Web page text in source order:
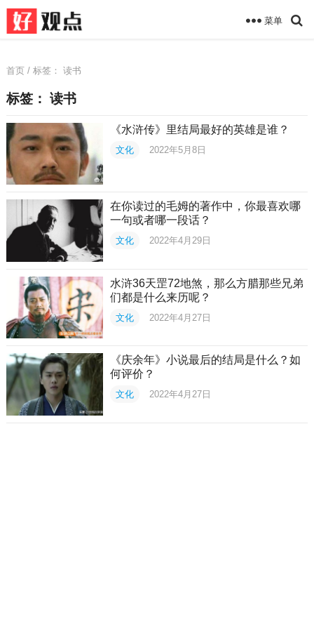
菜单
首页/ 标签： 读书
标签： 读书
《水浒传》里结局最好的英雄是谁？
文化 2022年5月8日
在你读过的毛姆的著作中，你最喜欢哪
一句或者哪一段话？
文化 2022年4月29日
水浒36天罡72地煞，那么方腊那些兄弟
们都是什么来历呢？
文化 2022年4月27日
《庆余年》小说最后的结局是什么？如
何评价？
文化 2022年4月27日